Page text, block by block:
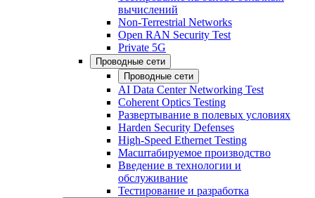
вычислений
Non-Terrestrial Networks
Open RAN Security Test
Private 5G
Проводные сети
Проводные сети
AI Data Center Networking Test
Coherent Optics Testing
Развертывание в полевых условиях
Harden Security Defenses
High-Speed Ethernet Testing
Масштабируемое производство
Введение в технологии и
обслуживание
Тестирование и разработка